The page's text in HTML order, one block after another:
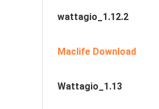
wattagio_1.12.2
Maclife Download
Wattagio_1.13